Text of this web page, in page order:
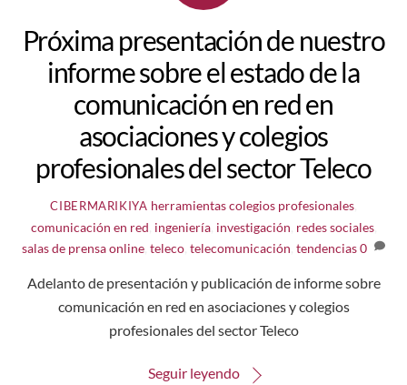
Próxima presentación de nuestro
informe sobre el estado de la
comunicación en red en
asociaciones y colegios
profesionales del sector Teleco
CIBERMARIKIYA herramientascolegios profesionales,
comunicación en red ingeniería, investigación redes sociales,
salas de prensa online ,teleco ,telecomunicación ,tendencias0
Adelanto de presentación y publicación de informe sobre
comunicación en red en asociaciones y colegios
profesionales del sector Teleco
Seguir leyendo